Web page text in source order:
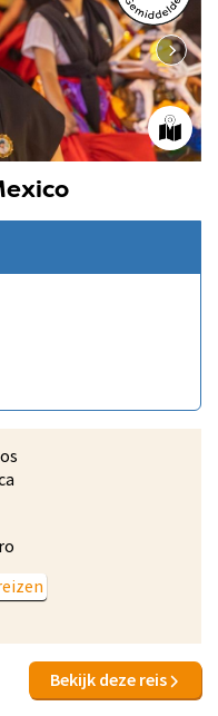
Bekijk deze reis